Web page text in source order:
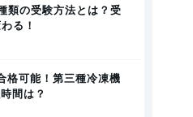
類の受験方法とは？受
る！
格可能！第三種冷凍機
間は？